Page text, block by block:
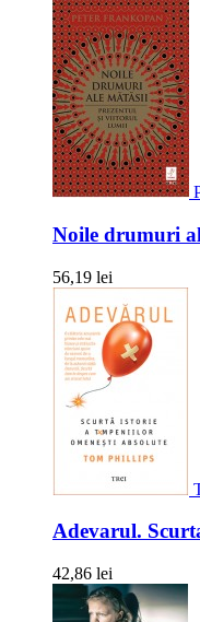
Noile drumuri
56,19 lei
Adevarul.
42,86 lei